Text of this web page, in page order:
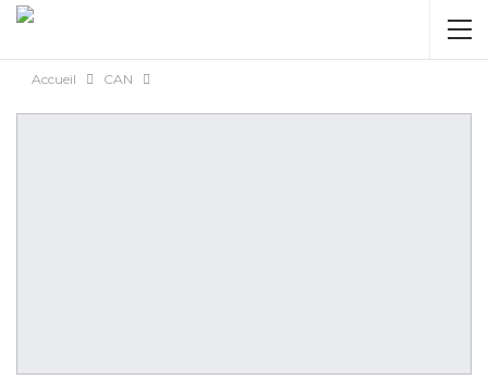
Accueil CAN
AUTORISATION DE LA HAAC N°0134/HAAC/12-